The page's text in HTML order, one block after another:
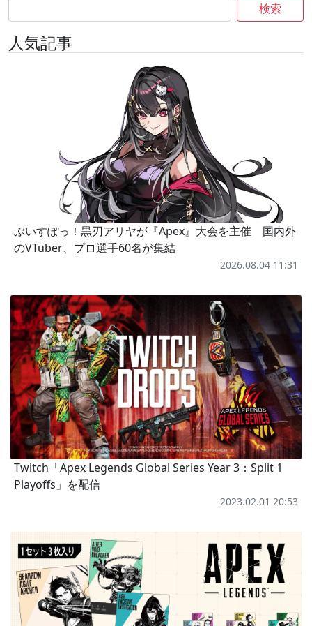
検索
人気記事
ぶいすぽっ！黒刃アリヤが『Apex』大会を主催 国内外
のVTuber、プロ選手60名が集結
2026.08.04 11:31
Twitch「Apex Legends Global Series Year 3：Split 1
Playoffs」を配信
2023.02.01 20:53